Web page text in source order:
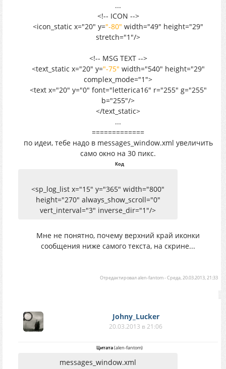
...
<!-- ICON -->
<icon_static x="20" y="-80" width="49" height="29"
stretch="1"/>
<!-- MSG TEXT -->
<text_static x="20" y="-75" width="540" height="29"
complex_mode="1">
<text x="20" y="0" font="letterica16" r="255" g="255"
b="255"/>
</text_static>
...
=============
по идеи, тебе надо в messages_window.xml увеличить
само окно на 30 пикс.
Код
<sp_log_list x="15" y="365" width="800"
height="270" always_show_scroll="0"
vert_interval="3" inverse_dir="1"/>
Мне не понятно, почему верхний край иконки
сообщения ниже самого текста, на скрине...
Отредактировалalen-fantom-Среда, 20.03.2013, 21:33
Johny_Lucker
20.03.2013 в 21:06
Цитата(alen-fantom)
messages_window.xml